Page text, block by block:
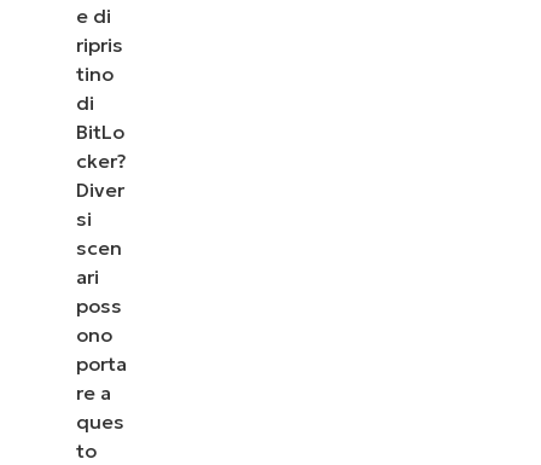
e di
ripris
tino
di
BitLo
cker?
Diver
si
scen
ari
poss
ono
porta
re a
ques
to